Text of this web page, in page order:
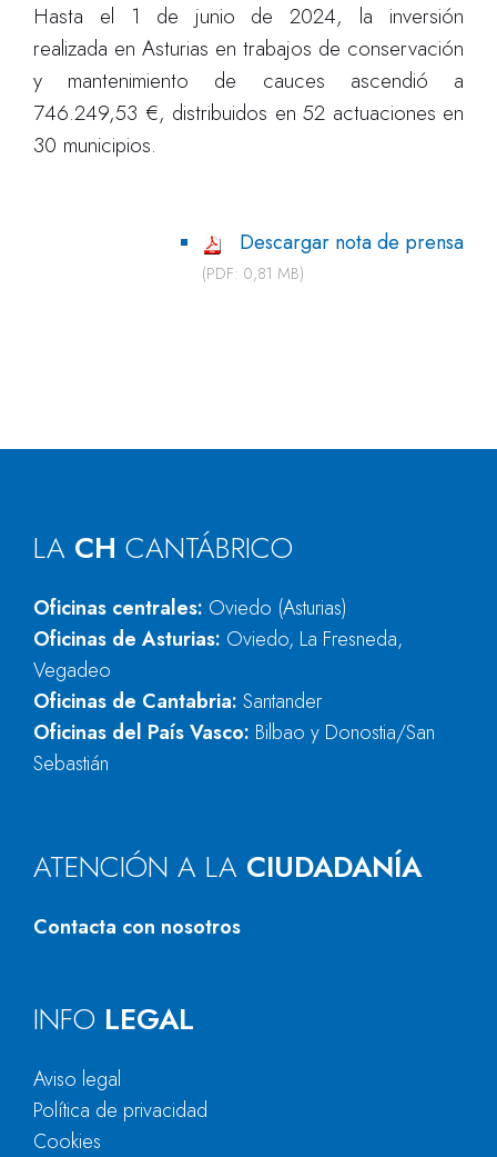
Hasta el 1 de junio de 2024, la inversión
realizada en Asturias en trabajos de conservación
y mantenimiento de cauces ascendió a
746.249,53 €, distribuidos en 52 actuaciones en
30 municipios.
Descargar nota de prensa
(PDF: 0,81 MB)
LA CH CANTÁBRICO
Oficinas centrales: Oviedo (Asturias)
Oficinas de Asturias: Oviedo, La Fresneda,
Vegadeo
Oficinas de Cantabria: Santander
Oficinas del País Vasco: Bilbao y Donostia/San
Sebastián
ATENCIÓN A LA CIUDADANÍA
Contacta con nosotros
INFO LEGAL
Aviso legal
Política de privacidad
Cookies